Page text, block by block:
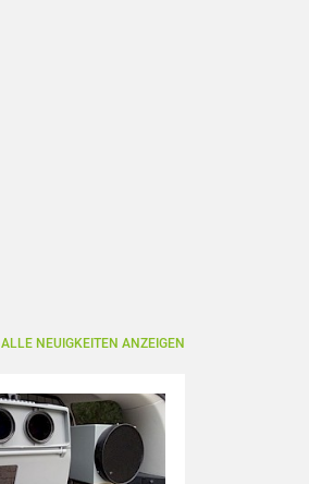
ALLE NEUIGKEITEN ANZEIGEN